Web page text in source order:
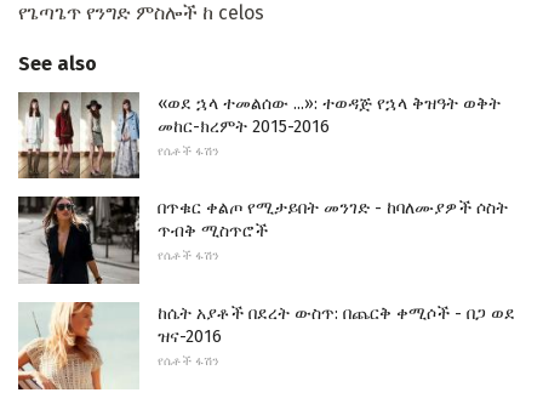
የጌጣጌጥ የንግድ ምስሎች ከ celos
See also
«ወደ ኋላ ተመልሰው ...»: ተወዳጅ የኋላ ቅዝዓት ወቅት
መከር-ክረምት 2015-2016
የሴቶች ፋሽን
በጥቁር ቀልጦ የሚታይበት መንገድ - ከባለሙያዎች ሶስት
ጥብቅ ሚስጥሮች
የሴቶች ፋሽን
ከሴት አያቶች በደረት ውስጥ: በጨርቅ ቀሚሶች - በጋ ወደ
ዝና-2016
የሴቶች ፋሽን